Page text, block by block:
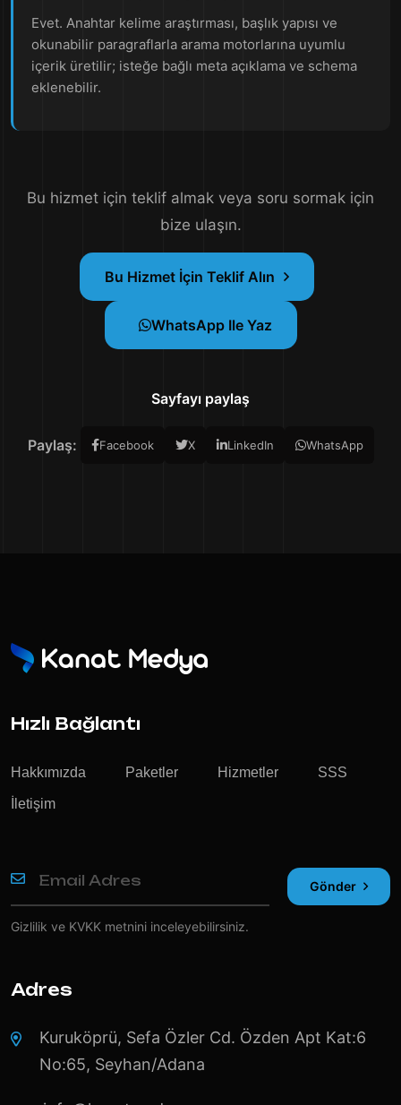
Evet. Anahtar kelime araştırması, başlık yapısı ve
okunabilir paragraflarla arama motorlarına uyumlu
içerik üretilir; isteğe bağlı meta açıklama ve schema
eklenebilir.
Bu hizmet için teklif almak veya soru sormak için
bize ulaşın.
Bu Hizmet İçin Teklif Alın
WhatsApp Ile Yaz
Sayfayı paylaş
Paylaş: Facebook X LinkedIn WhatsApp
Hızlı Bağlantı
Hakkımızda Paketler Hizmetler SSS
İletişim
Gönder
Gizlilik ve KVKK metnini inceleyebilirsiniz.
Adres
Kuruköprü, Sefa Özler Cd. Özden Apt Kat:6
No:65, Seyhan/Adana